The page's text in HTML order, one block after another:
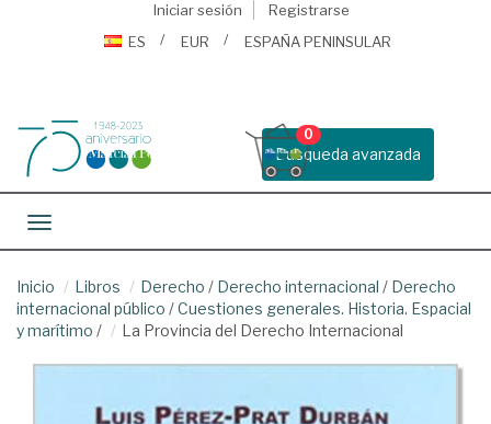
Iniciar sesión
Registrarse
ES
EUR ESPAÑA PENINSULAR
Busqueda avanzada
0
Toggle navigation
Inicio Libros Derecho / Derecho internacional / Derecho
internacional público /Cuestiones generales. Historia. Espacial
y marítimo / La Provincia del Derecho Internacional